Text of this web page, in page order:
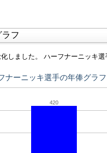
フ
しました。 ハーフナーニッキ選
ナーニッキ選手の年俸グラフ
420